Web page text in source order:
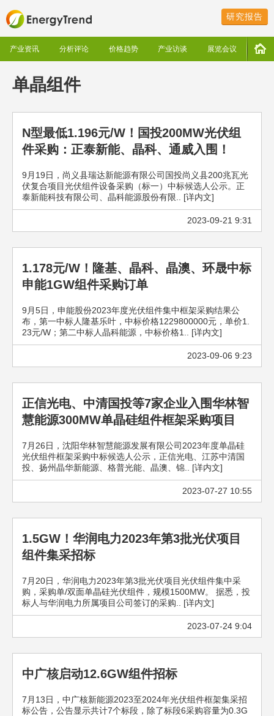
研究报告
产业资讯 分析评论 价格趋势 产业访谈 展览会议
单晶组件
N型最低1.196元/W！国投200MW光伏组
件采购：正泰新能、晶科、通威入围！
9月19日，尚义县瑞达新能源有限公司国投尚义县200兆瓦光
伏复合项目光伏组件设备采购（标一）中标候选人公示。正
泰新能科技有限公司、晶科能源股份有限.. [详内文]
2023-09-21 9:31
1.178元/W！隆基、晶科、晶澳、环晟中标
申能1GW组件采购订单
9月5日，申能股份2023年度光伏组件集中框架采购结果公
布，第一中标人隆基乐叶，中标价格1229800000元，单价1.
23元/W；第二中标人晶科能源，中标价格1.. [详内文]
2023-09-06 9:23
正信光电、中清国投等7家企业入围华林智
慧能源300MW单晶硅组件框架采购项目
7月26日，沈阳华林智慧能源发展有限公司2023年度单晶硅
光伏组件框架采购中标候选人公示，正信光电、江苏中清国
投、扬州晶华新能源、格普光能、晶澳、锦.. [详内文]
2023-07-27 10:55
1.5GW！华润电力2023年第3批光伏项目
组件集采招标
7月20日，华润电力2023年第3批光伏项目光伏组件集中采
购，采购单/双面单晶硅光伏组件，规模1500MW。 据悉，投
标人与华润电力所属项目公司签订的采购.. [详内文]
2023-07-24 9:04
中广核启动12.6GW组件招标
7月13日，中广核新能源2023至2024年光伏组件框架集采招
标公告，公告显示共计7个标段，除了标段6采购容量为0.3G